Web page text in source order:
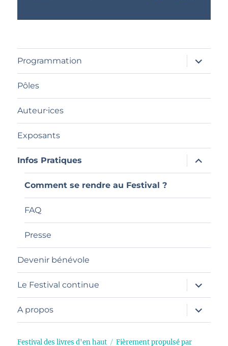
Programmation
ouvrir
le
sous-
Pôles
Auteur⸱ices
Exposants
Infos Pratiques
ouvrir
le
sous-
Comment se rendre au Festival ?
FAQ
Presse
Devenir bénévole
Le Festival continue
ouvrir
le
sous-
menu
A propos
ouvrir
le
sous-
Festival des livres d'en haut Fièrement propulsé par